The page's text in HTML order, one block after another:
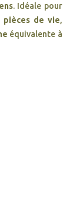
. Idéale pour
pièces de vie,
équivalente à